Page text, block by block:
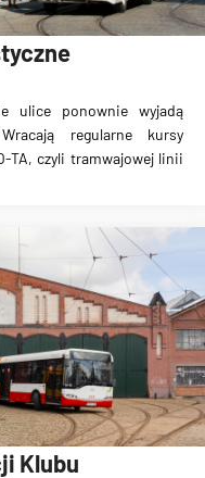
ulice ponownie wyjadą
regularne kursy
TA, czyli tramwajowej linii
Klubu